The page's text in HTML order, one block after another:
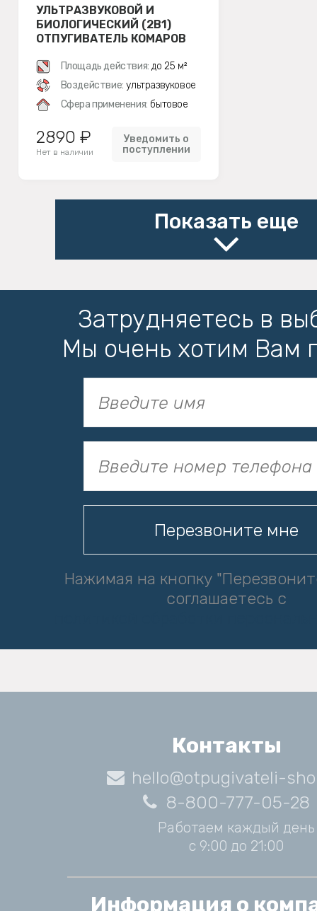
УЛЬТРАЗВУКОВОЙ И
БИОЛОГИЧЕСКИЙ (2В1)
ОТПУГИВАТЕЛЬ КОМАРОВ
Площадь действия: до 25 м²
Воздействие: ультразвуковое
Сфера применения: бытовое
2890 ₽
Нет в наличии
Уведомить о
поступлении
Показать еще
Затрудняетесь в
Мы очень хотим Вам
Нажимая на кнопку
соглашаетесь с
Контакты
hello@otpugivateli-
8-800-777-05-28
Работаем каждый день
с 9:00 до 21:00
Информация о